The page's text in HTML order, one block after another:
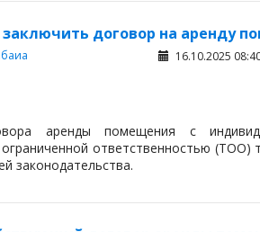
заключить договор на аренду
16.10.2025
аренды помещения с
ответственностью (ТОО)
законодательства.